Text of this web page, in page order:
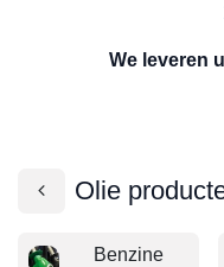
We leveren
Olie
Benzine